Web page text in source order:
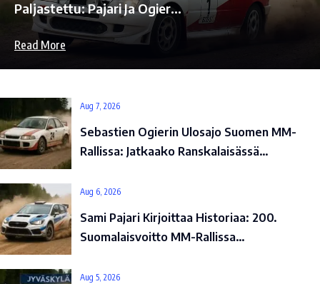
Paljastettu: Pajari Ja Ogier…
Read More
Aug 7, 2026
Sebastien Ogierin Ulosajo Suomen MM-
Rallissa: Jatkaako Ranskalaisässä…
Aug 6, 2026
Sami Pajari Kirjoittaa Historiaa: 200.
Suomalaisvoitto MM-Rallissa…
Aug 5, 2026